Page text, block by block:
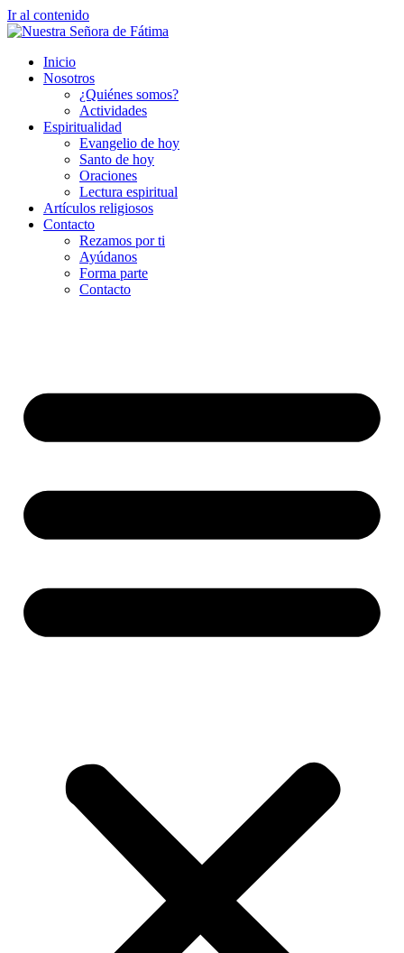
Ir al contenido
Inicio
Nosotros
¿Quiénes somos?
Actividades
Espiritualidad
Evangelio de hoy
Santo de hoy
Oraciones
Lectura espiritual
Artículos religiosos
Contacto
Rezamos por ti
Ayúdanos
Forma parte
Contacto